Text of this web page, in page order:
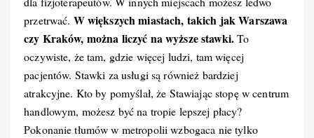
przetrwać. W większych miastach, takich jak Warszawa
czy Kraków, można liczyć na wyższe stawki.To
oczywiste, że tam, gdzie więcej ludzi, tam więcej
pacjentów. Stawki za usługi są również bardziej
atrakcyjne. Kto by pomyślał, że Stawiając stopę w centrum
handlowym, możesz być na tropie lepszej płacy?
Pokonanie tłumów w metropolii wzbogaca nie tylko